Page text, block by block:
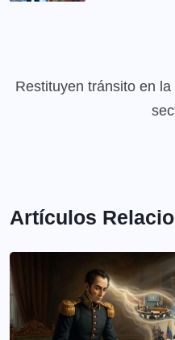
Restituyen tránsito en
Artículos